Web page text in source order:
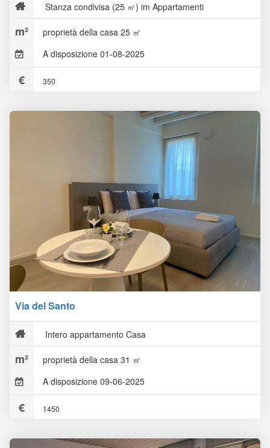
Stanza condivisa (25 ㎡) im Appartamenti
proprietà della casa 25 ㎡
A disposizione 01-08-2025
350
Via del Santo
Intero appartamento Casa
proprietà della casa 31 ㎡
A disposizione 09-06-2025
1450